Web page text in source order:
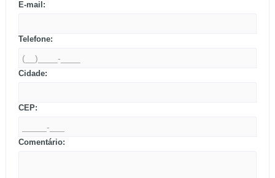
E-mail:
Telefone:
Cidade:
CEP:
Comentário: